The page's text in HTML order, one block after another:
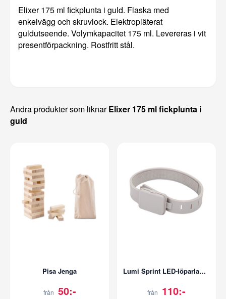
Elixer 175 ml fickplunta i guld. Flaska med
enkelvägg och skruvlock. Elektropläterat
guldutseende. Volymkapacitet 175 ml. Levereras i vit
presentförpackning. Rostfritt stål.
Andra produkter som liknarElixer 175 ml fickplunta i
guld
Pisa Jenga
från 50:-
Lumi Sprint LED-löparlampa
från 110:-